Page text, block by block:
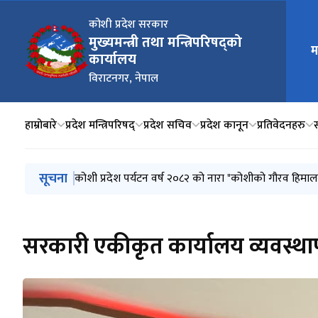
कोशी प्रदेश सरकार
मुख्यमन्त्री तथा मन्त्रिपरिषद्को
कार्यालय
विराटनगर, नेपाल
हाम्रोबारे प्रदेश मन्त्रिपरिषद् प्रदेश सचिव प्रदेश कानून प्रतिवेदनहरु
मुख्य नेभिगेसनमा जानुहोस्
सूचना कोशी प्रदेश पर्यटन वर्ष २०८२ को नारा "कोशीको गौरव
सरकारी एकीकृत कार्यालय